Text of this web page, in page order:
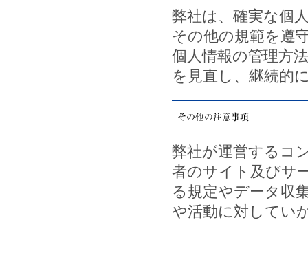
弊社は、確実な個
その他の規範を遵
個人情報の管理方
を見直し、継続的
弊社が運営するコ
者のサイト及びサ
る規定やデータ収
や活動に対してい